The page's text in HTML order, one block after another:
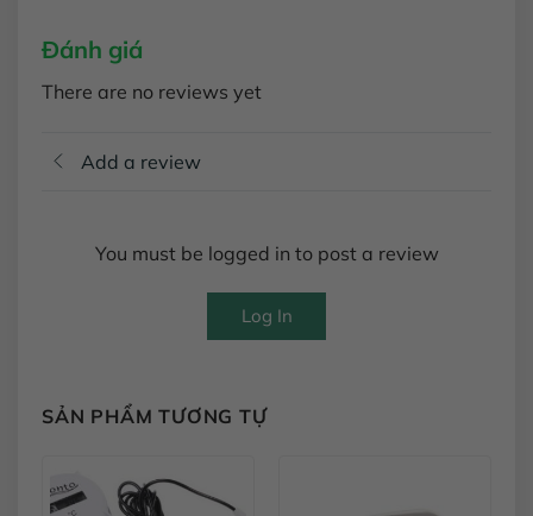
Đánh giá
There are no reviews yet
Add a review
You must be logged in to post a review
Log In
SẢN PHẨM TƯƠNG TỰ